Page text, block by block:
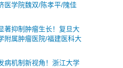
医学院魏双/陈孝平/隗佳
从T细胞到干细胞的全面突
与未来展望
著抑制肿瘤生长！复旦大
附属肿瘤医院/福建医科大
疗的潜在靶点
病机制新视角！浙江大学